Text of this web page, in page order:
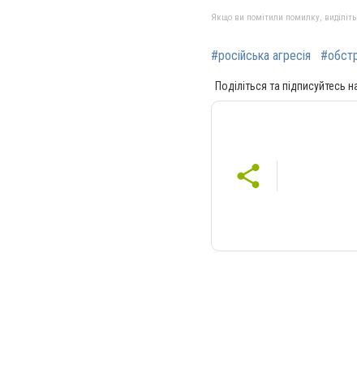
Якщо ви помітили помилку, виділіть
#російська агресія
Поділіться та підписуйтесь